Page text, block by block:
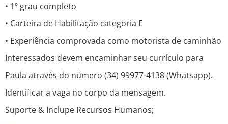
• 1º grau completo
• Carteira de Habilitação categoria E
• Experiência comprovada como motorista de caminhão
Interessados devem encaminhar seu currículo para
Paula através do número (34) 99977-4138 (Whatsapp).
Identificar a vaga no corpo da mensagem.
Suporte & Inclupe Recursos Humanos;